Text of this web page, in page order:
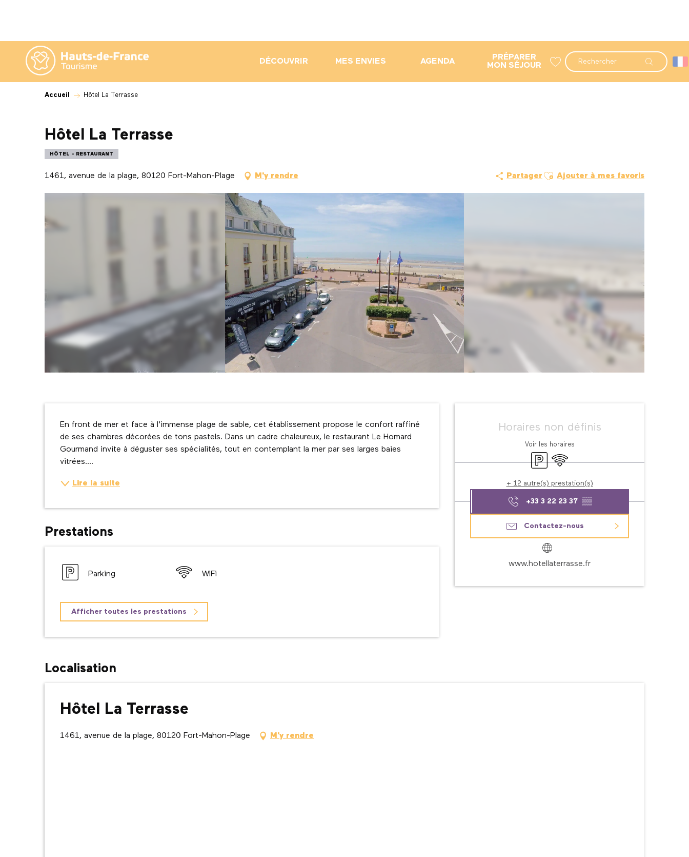
contenu
principal
Recherche
DÉCOUVRIR MES ENVIES AGENDA
PRÉPARER
MON SÉJOUR
Accueil Hôtel La Terrasse
Hôtel La Terrasse
HÔTEL - RESTAURANT
1461, avenue de la plage, 80120 Fort-Mahon-Plage M'y rendre Partager Ajouter aux favoris
Ajouter à mes favoris
Ouverture et
Horaires non définis
Voir les horaires
ParkingWiFi
+ 12 autre(s) prestation(s)
+33 3 22 23 37 ▒▒
Contactez-nous
www.hotellaterrasse.fr
Description
En front de mer et face à l'immense plage de sable, cet établissement propose le confort raffiné
de ses chambres décorées de tons pastels. Dans un cadre chaleureux, le restaurant Le Homard
Gourmand invite à déguster ses spécialités, tout en contemplant la mer par ses larges baies
vitrées....
Lire la suite
Prestations
Parking WiFi
Afficher toutes les prestations
Localisation
Hôtel La Terrasse
1461, avenue de la plage, 80120 Fort-Mahon-Plage M'y rendre